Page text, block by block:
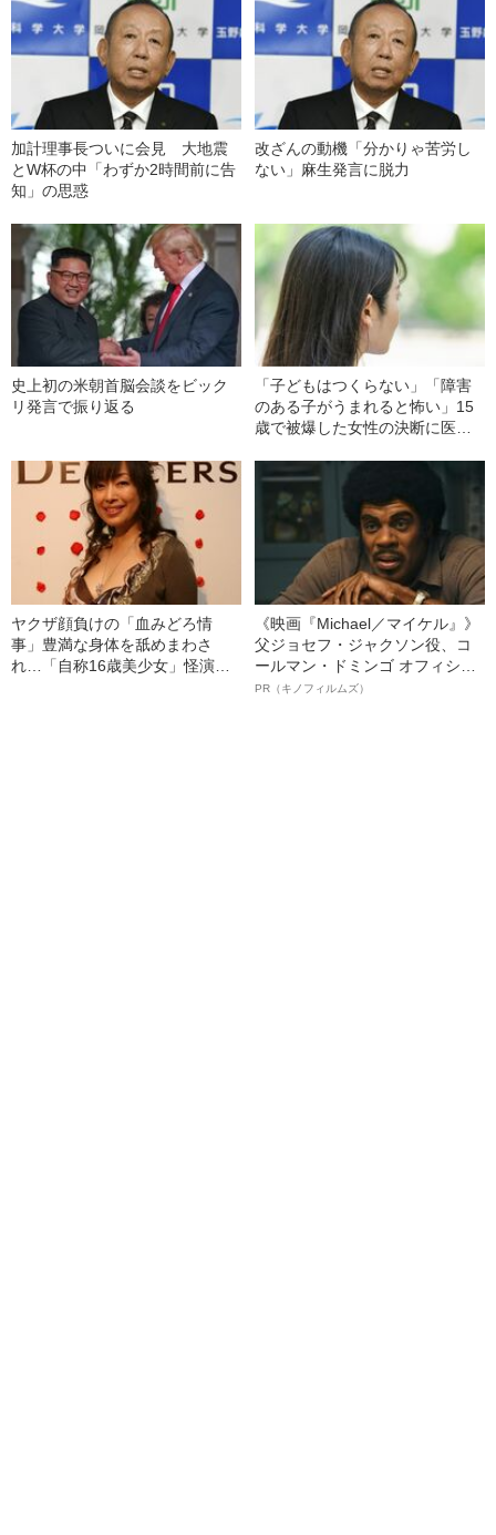
加計理事長ついに会見 大地震
とW杯の中「わずか2時間前に告
知」の思惑
改ざんの動機「分かりゃ苦労し
ない」麻生発言に脱力
史上初の米朝首脳会談をビック
リ発言で振り返る
「子どもはつくらない」「障害
のある子がうまれると怖い」15
歳で被爆した女性の決断に医者
者からの衝撃的な一言”
ヤクザ顔負けの「血みどろ情
事」豊満な身体を舐めまわさ
れ…「自称16歳美少女」怪演
《映画『Michael／マイケル』》
父ジョセフ・ジャクソン役、コ
ールマン・ドミンゴ オフィシャ
ルインタビュー“観客を魅了した
PR（キノフィルムズ）